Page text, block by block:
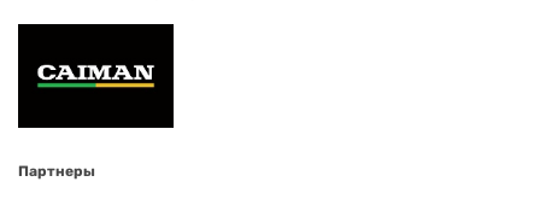
Партнеры